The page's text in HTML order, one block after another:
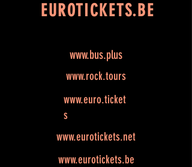
EUROTICKETS.BE
www.bus.plus
www.rock.tours
www.euro.ticket
s
www.eurotickets.net
www.eurotickets.be